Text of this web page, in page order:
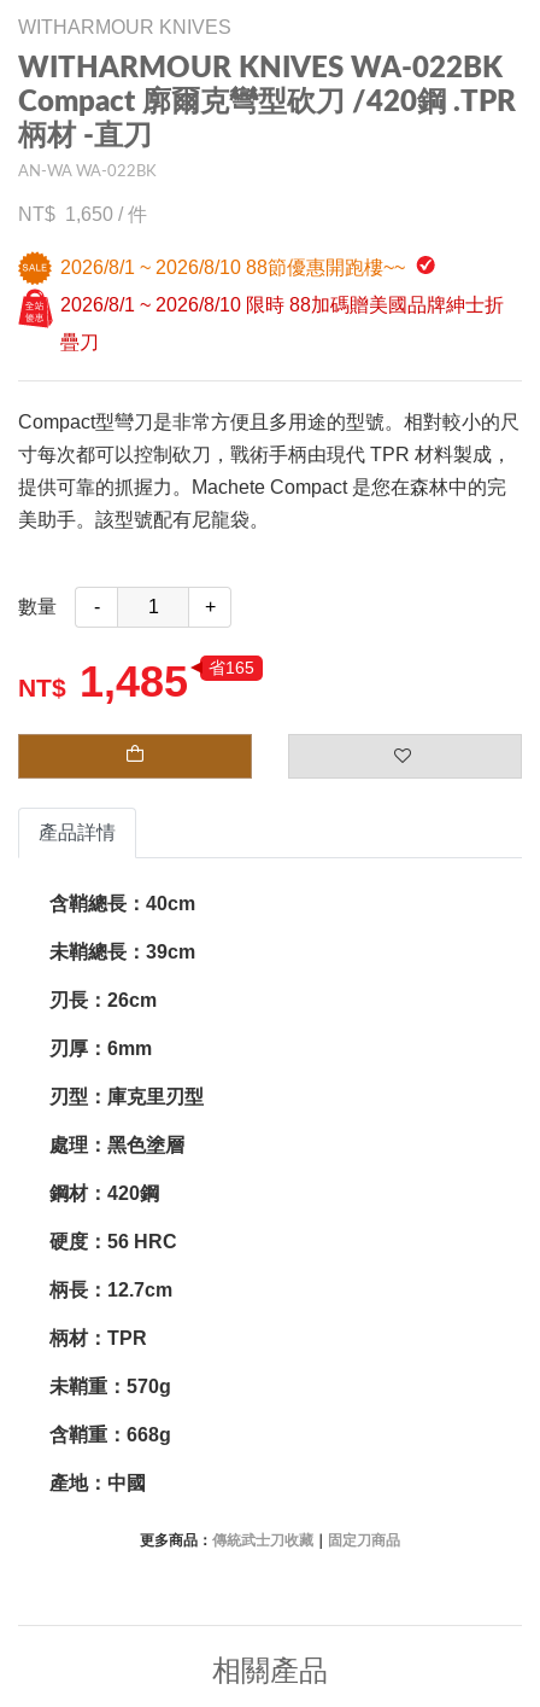
WITHARMOUR KNIVES
WITHARMOUR KNIVES WA-022BK
Compact 廓爾克彎型砍刀 /420鋼 .TPR
柄材 -直刀
AN-WA WA-022BK
1,650 /件
2026/8/1 ~ 2026/8/10 88節優惠開跑樓~~
2026/8/1 ~ 2026/8/10 限時 88加碼贈美國品牌紳士折
疊刀
Compact型彎刀是非常方便且多用途的型號。相對較小的尺
寸每次都可以控制砍刀，戰術手柄由現代 TPR 材料製成，
提供可靠的抓握力。Machete Compact 是您在森林中的完
美助手。該型號配有尼龍袋。
數量 - +
1,485 省165
產品詳情
含鞘總長：40cm
未鞘總長：39cm
刃長：26cm
刃厚：6mm
刃型：庫克里刃型
處理：黑色塗層
鋼材：420鋼
硬度：56 HRC
柄長：12.7cm
柄材：TPR
未鞘重：570g
含鞘重：668g
產地：中國
更多商品： 傳統武士刀收藏 固定刀商品
相關產品